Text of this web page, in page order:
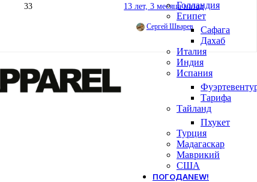
Голландия
Египет
Сафага
Дахаб
Италия
Индия
Испания
Тарифа
Тайланд
Пхукет
Турция
Мадагаскар
Маврикий
США
ПОГОДАNEW!
33 13 лет, 3 месяца назад
Сергей Шварев